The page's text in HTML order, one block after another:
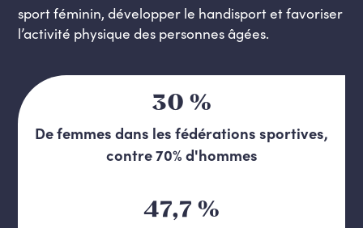
sport féminin, développer le handisport et favoriser
l’activité physique des personnes âgées.
30 %
De femmes dans les fédérations sportives,
contre 70% d'hommes
47,7 %